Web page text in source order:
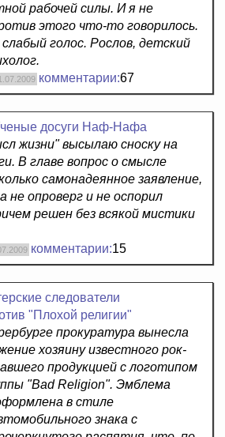
рабочей силы. И я не
этого что-то говорилось.
голос. Рослов, детский
комментарии:67
досуги Наф-Нафа
жизни" высылаю сноску на
В главе вопрос о смысле
самонадеянное заявление,
не опроверг и не оспорил
решен без всякой мистики
комментарии:15
следователи
"Плохой религии"
прокуратура вынесла
хозяину известного рок-
продукцией с логотипом
"Bad Religion". Эмблема
в стиле
знака с